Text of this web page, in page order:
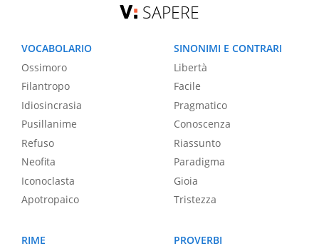
SAPERE
VOCABOLARIO
Ossimoro
Filantropo
Idiosincrasia
Pusillanime
Refuso
Neofita
Iconoclasta
Apotropaico
SINONIMI E CONTRARI
Libertà
Facile
Pragmatico
Conoscenza
Riassunto
Paradigma
Gioia
Tristezza
RIME
PROVERBI